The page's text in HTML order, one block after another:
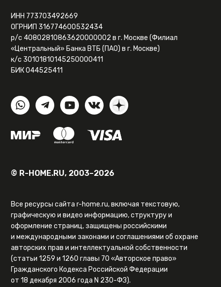
ИНН 773703492669
ОГРНИП 316774600532434
р/с 40802810863620000002 в г. Москве (Филиал
«Центральный» Банка ВТБ (ПАО) в г. Москве)
к/с 30101810145250000411
БИК 044525411
© R-HOME.RU, 2003–2026
Все ресурсы сайта r-home.ru, включая текстовую,
графическую и видео информацию, структуру и
оформление страниц, защищены российскими
и международными законами и соглашениями об охране
авторских прав и интеллектуальной собственности
(статьи 1259 и 1260 главы 70 «Авторское право»
Гражданского Кодекса Российской Федерации
от 18 декабря 2006 года N 230-ФЗ).